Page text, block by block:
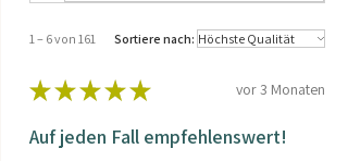
1 – 6 von 161 Sortiere nach:
★ ★ ★ ★ ★ vor 3 Monaten
Auf jeden Fall empfehlenswert!